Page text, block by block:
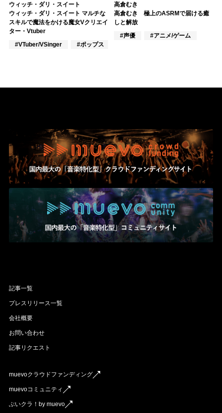
ウィッチ・ダリ・スイート
ウィッチ・ダリ・スイート マルチな
スキルで魔法をかける魔女Vクリエイ
ター・Vtuber
#VTuber/VSinger
#ポップス
高倉むき
高倉むき 極上のASRMで届ける癒
しと解放
#声優
#アニメ/ゲーム
記事一覧
プレスリリース一覧
会社概要
お問い合わせ
記事リクエスト
muevoクラウドファンディング
muevoコミュニティ
ぶいクラ！by muevo